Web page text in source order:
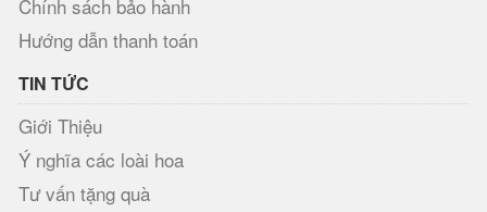
Chính sách bảo hành
Hướng dẫn thanh toán
TIN TỨC
Giới Thiệu
Ý nghĩa các loài hoa
Tư vấn tặng quà